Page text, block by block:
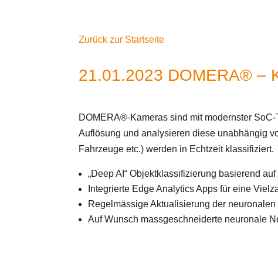
Zurück zur Startseite
21.01.2023 DOMERA® –
DOMERA®-Kameras sind mit modernster
Auflösung und analysieren diese unabhängig
Fahrzeuge etc.) werden in Echtzeit klassifiziert.
„Deep AI“ Objektklassifizierung basierend
Integrierte Edge Analytics Apps für eine
Regelmässige Aktualisierung der neuronalen
Auf Wunsch massgeschneiderte neuronale